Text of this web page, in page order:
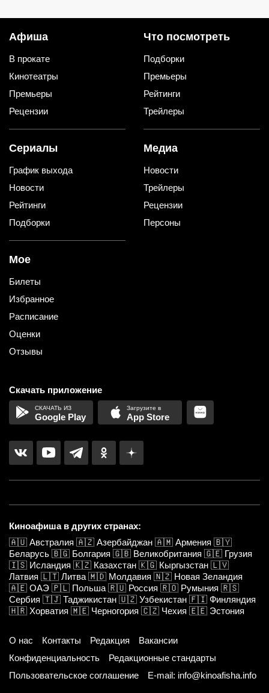
Афиша
В прокате
Кинотеатры
Премьеры
Рецензии
Что посмотреть
Подборки
Премьеры
Рейтинги
Трейлеры
Сериалы
График выхода
Новости
Рейтинги
Подборки
Медиа
Новости
Трейлеры
Рецензии
Персоны
Мое
Билеты
Избранное
Расписание
Оценки
Отзывы
Скачать приложение
Google Play App Store
Киноафиша в других странах:
🇦🇺 Австралия 🇦🇿 Азербайджан 🇦🇲 Армения 🇧🇾
Беларусь 🇧🇬 Болгария 🇬🇧 Великобритания 🇬🇪 Грузия
🇮🇸 Исландия 🇰🇿 Казахстан 🇰🇬 Кыргызстан 🇱🇻
Латвия 🇱🇹 Литва 🇲🇩 Молдавия 🇳🇿 Новая Зеландия
🇦🇪 ОАЭ 🇵🇱 Польша 🇷🇺 Россия 🇷🇴 Румыния 🇷🇸
Сербия 🇹🇯 Таджикистан 🇺🇿 Узбекистан 🇫🇮 Финляндия
🇭🇷 Хорватия 🇲🇪 Черногория 🇨🇿 Чехия 🇪🇪 Эстония
О нас Контакты Редакция
Вакансии
Конфиденциальность
Редакционные стандарты
Пользовательское соглашение
E-mail: info@kinoafisha.info